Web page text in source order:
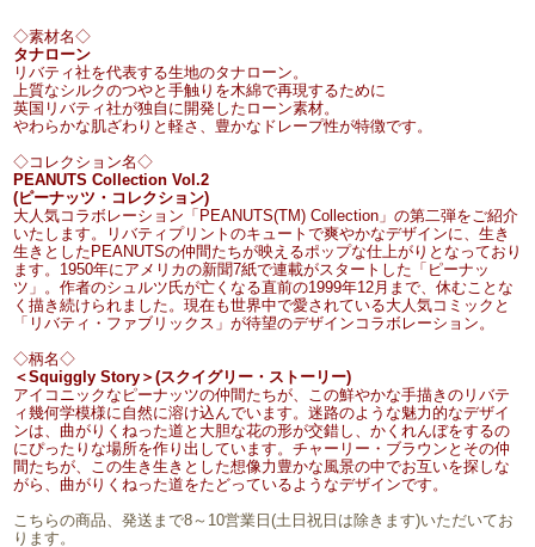
◇素材名◇
タナローン
リバティ社を代表する生地のタナローン。
上質なシルクのつやと手触りを木綿で再現するために
英国リバティ社が独自に開発したローン素材。
やわらかな肌ざわりと軽さ、豊かなドレープ性が特徴です。
◇コレクション名◇
PEANUTS Collection Vol.2
(ピーナッツ・コレクション)
大人気コラボレーション「PEANUTS(TM) Collection」の第二弾をご紹介
いたします。リバティプリントのキュートで爽やかなデザインに、生き
生きとしたPEANUTSの仲間たちが映えるポップな仕上がりとなっており
ます。1950年にアメリカの新聞7紙で連載がスタートした「ピーナッ
ツ」。作者のシュルツ氏が亡くなる直前の1999年12月まで、休むことな
く描き続けられました。現在も世界中で愛されている大人気コミックと
「リバティ・ファブリックス」が待望のデザインコラボレーション。
◇柄名◇
＜Squiggly Story＞(スクイグリー・ストーリー)
アイコニックなピーナッツの仲間たちが、この鮮やかな手描きのリバテ
ィ幾何学模様に自然に溶け込んでいます。迷路のような魅力的なデザイ
ンは、曲がりくねった道と大胆な花の形が交錯し、かくれんぼをするの
にぴったりな場所を作り出しています。チャーリー・ブラウンとその仲
間たちが、この生き生きとした想像力豊かな風景の中でお互いを探しな
がら、曲がりくねった道をたどっているようなデザインです。
こちらの商品、発送まで8～10営業日(土日祝日は除きます)いただいてお
ります。